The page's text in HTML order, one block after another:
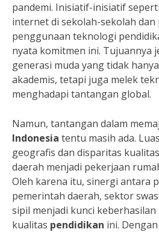
pandemi. Inisiatif-inisiatif
internet di sekolah-sekolah
penggunaan teknologi
nyata komitmen ini. Tujuannya
generasi muda yang tidak
akademis, tetapi juga melek
menghadapi tantangan global.
Namun, tantangan dalam
Indonesia tentu masih ada.
geografis dan disparitas kualitas
daerah menjadi pekerjaan
Oleh karena itu, sinergi antara
pemerintah daerah, sektor
sipil menjadi kunci
kualitas pendidikan ini.